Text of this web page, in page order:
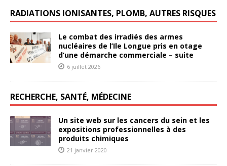
RADIATIONS IONISANTES, PLOMB, AUTRES RISQUES
Le combat des irradiés des armes
nucléaires de l’Ile Longue pris en otage
d’une démarche commerciale – suite
6 juillet 2026
RECHERCHE, SANTÉ, MÉDECINE
Un site web sur les cancers du sein et les
expositions professionnelles à des
produits chimiques
21 janvier 2020